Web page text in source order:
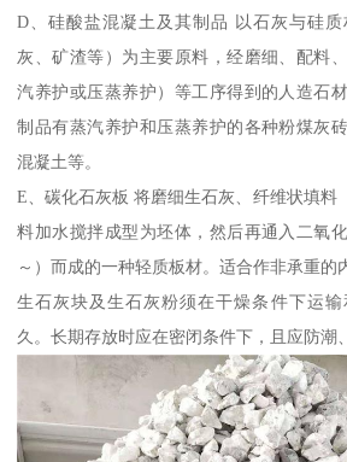
D、硅酸盐混凝土及其制品 以石灰与硅
灰、矿渣等）为主要原料，经磨细、配料
汽养护或压蒸养护）等工序得到的人造石
制品有蒸汽养护和压蒸养护的各种粉煤灰
混凝土等。
E、碳化石灰板 将磨细生石灰、纤维状填料
料加水搅拌成型为坯体，然后再通入二氧
～）而成的一种轻质板材。适合作非承重的
生石灰块及生石灰粉须在干燥条件下运
久。长期存放时应在密闭条件下，且应防潮